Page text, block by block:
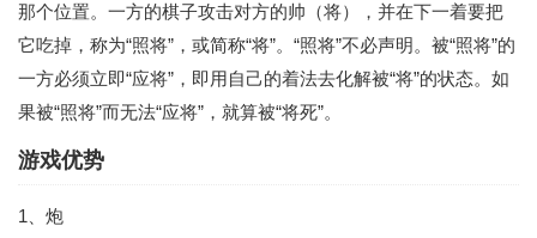
那个位置。一方的棋子攻击对方的帅（将），并在下一着要把
它吃掉，称为“照将”，或简称“将”。“照将”不必声明。被“照将”的
一方必须立即“应将”，即用自己的着法去化解被“将”的状态。如
果被“照将”而无法“应将”，就算被“将死”。
游戏优势
1、炮